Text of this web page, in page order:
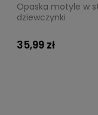
Opaska motyle w
dziewczynki
35,99 zł